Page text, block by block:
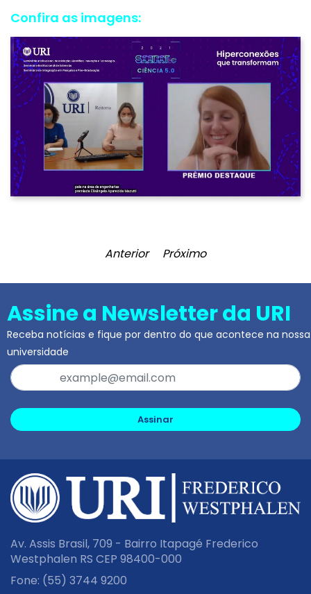
Confira as imagens:
Anterior Próximo
Assine a Newsletter da URI
Receba notícias e fique por dentro do que acontece na nossa
universidade
Assinar
Av. Assis Brasil, 709 - Bairro Itapagé Frederico
Westphalen RS CEP 98400-000
Fone: (55) 3744 9200